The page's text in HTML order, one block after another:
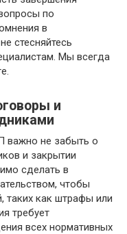
по
в
стесняйтесь
Мы всегда
и
важно не забыть о
и закрытии
сделать в
чтобы
таких как штрафы или
требует
всех нормативных